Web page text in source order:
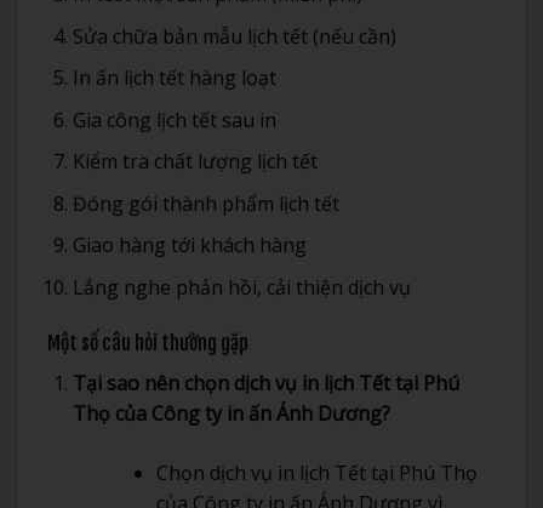
Sửa chữa bản mẫu lịch tết (nếu cần)
In ấn lịch tết hàng loạt
Gia công lịch tết sau in
Kiểm tra chất lượng lịch tết
Đóng gói thành phẩm lịch tết
Giao hàng tới khách hàng
Lắng nghe phản hồi, cải thiện dịch vụ
Một số câu hỏi thường gặp
Tại sao nên chọn dịch vụ in lịch Tết tại Phú
Thọ của Công ty in ấn Ánh Dương?
Chọn dịch vụ in lịch Tết tại Phú Thọ